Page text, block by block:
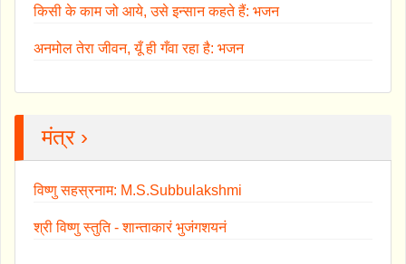
किसी के काम जो आये, उसे इन्सान कहते हैं: भजन
अनमोल तेरा जीवन, यूँ ही गँवा रहा है: भजन
मंत्र ›
विष्णु सहस्रनाम: M.S.Subbulakshmi
श्री विष्णु स्तुति - शान्ताकारं भुजंगशयनं